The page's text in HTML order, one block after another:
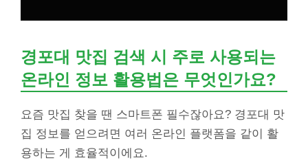
경포대 맛집 검색 시 주로 사용되는
온라인 정보 활용법은 무엇인가요?
요즘 맛집 찾을 땐 스마트폰 필수잖아요? 경포대 맛
집 정보를 얻으려면 여러 온라인 플랫폼을 같이 활
용하는 게 효율적이에요.